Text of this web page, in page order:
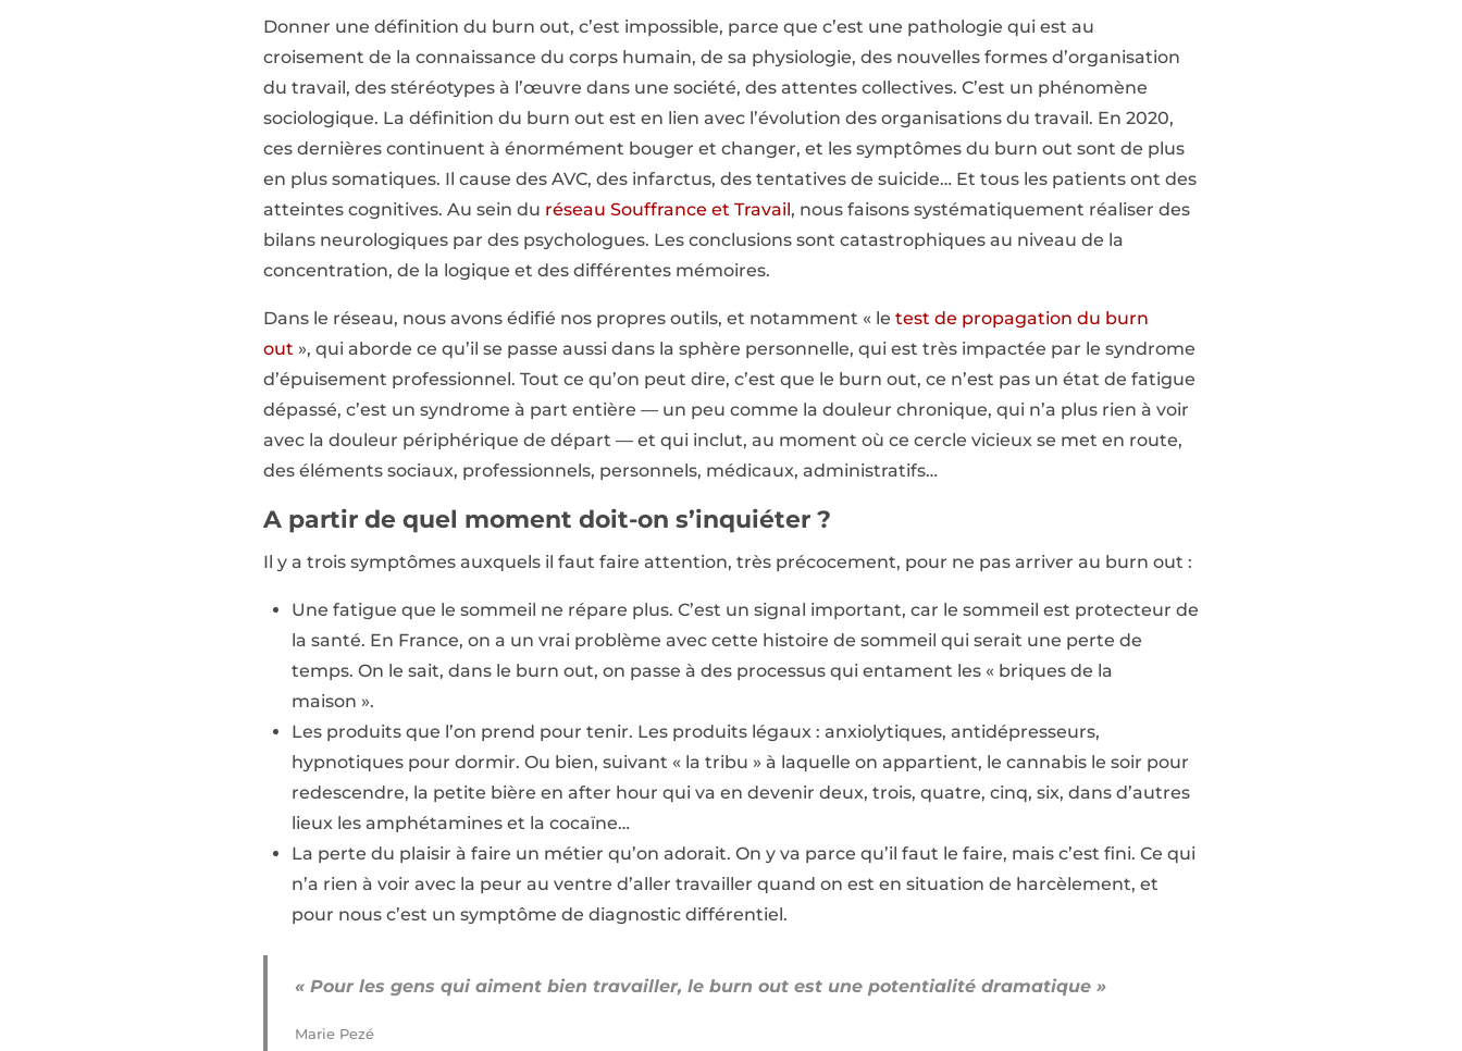
Donner une définition du burn out, c’est impossible, parce que c’est une pathologie qui est au
croisement de la connaissance du corps humain, de sa physiologie, des nouvelles formes d’organisation
du travail, des stéréotypes à l’œuvre dans une société, des attentes collectives. C’est un phénomène
sociologique. La définition du burn out est en lien avec l’évolution des organisations du travail. En 2020,
ces dernières continuent à énormément bouger et changer, et les symptômes du burn out sont de plus
en plus somatiques. Il cause des AVC, des infarctus, des tentatives de suicide… Et tous les patients ont des
atteintes cognitives. Au sein du réseau Souffrance et Travail, nous faisons systématiquement réaliser des
bilans neurologiques par des psychologues. Les conclusions sont catastrophiques au niveau de la
concentration, de la logique et des différentes mémoires.
Dans le réseau, nous avons édifié nos propres outils, et notamment « le test de propagation du burn
out », qui aborde ce qu’il se passe aussi dans la sphère personnelle, qui est très impactée par le syndrome
d’épuisement professionnel. Tout ce qu’on peut dire, c’est que le burn out, ce n’est pas un état de fatigue
dépassé, c’est un syndrome à part entière — un peu comme la douleur chronique, qui n’a plus rien à voir
avec la douleur périphérique de départ — et qui inclut, au moment où ce cercle vicieux se met en route,
des éléments sociaux, professionnels, personnels, médicaux, administratifs…
A partir de quel moment doit-on s’inquiéter ?
Il y a trois symptômes auxquels il faut faire attention, très précocement, pour ne pas arriver au burn out :
Une fatigue que le sommeil ne répare plus. C’est un signal important, car le sommeil est protecteur de
la santé. En France, on a un vrai problème avec cette histoire de sommeil qui serait une perte de
temps. On le sait, dans le burn out, on passe à des processus qui entament les « briques de la
maison ».
Les produits que l’on prend pour tenir. Les produits légaux : anxiolytiques, antidépresseurs,
hypnotiques pour dormir. Ou bien, suivant « la tribu » à laquelle on appartient, le cannabis le soir pour
redescendre, la petite bière en after hour qui va en devenir deux, trois, quatre, cinq, six, dans d’autres
lieux les amphétamines et la cocaïne…
La perte du plaisir à faire un métier qu’on adorait. On y va parce qu’il faut le faire, mais c’est fini. Ce qui
n’a rien à voir avec la peur au ventre d’aller travailler quand on est en situation de harcèlement, et
pour nous c’est un symptôme de diagnostic différentiel.
« Pour les gens qui aiment bien travailler, le burn out est une potentialité dramatique »
Marie Pezé